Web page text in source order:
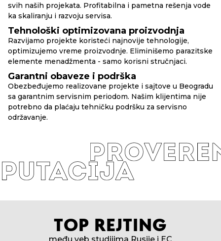
svih naših projekata. Profitabilna i pametna rešenja vode
ka skaliranju i razvoju servisa.
Tehnološki optimizovana proizvodnja
Razvijamo projekte koristeći najnovije tehnologije,
optimizujemo vreme proizvodnje. Eliminišemo parazitske
elemente menadžmenta - samo korisni stručnjaci.
Garantni obaveze i podrška
Obezbeđujemo realizovane projekte i sajtove u Beogradu
sa garantnim servisnim periodom. Našim klijentima nije
potrebno da plaćaju tehničku podršku za servisno
održavanje.
TOP REJTING
među veb studijima Rusije i EC